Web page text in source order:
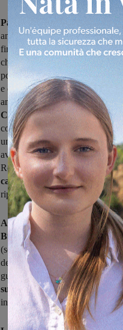
Partita sul campo neutro di
ancora non disponibile), che
finora raccolto si trova ad
che, imbattuta, arriverà n
positiva. La squadra di Bernini
e deve puntare al successo se
ambizione.
Castelnuovese di scena al
confronto che è un classico
una partita difficile e da
avversario che è reduce dal ko
Romana di sette giorni fa e
campo con l’obiettivo di
riprendere il passo.
Altra squadra dell'hinterland
Bucinese,
che dopo la
(sconfitta 2-0) riceve la visita
del primo successo stagionale
guadagnare qualche posizione,
suo campionato con una
intende difendere lo zero nella